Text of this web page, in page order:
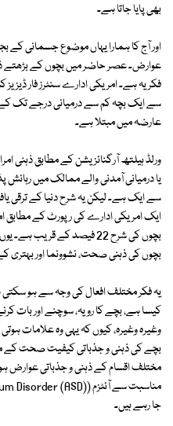
بھی پایا جاتا ہے۔
اور آج کا ہمارا یہاں موضوع جسمانی کے
عوارض۔ عصر حاضر میں بچوں کے بڑھتے
سے ایک بچہ کم سے درمیانی درجے تک
عارضہ میں مبتلا ہے۔
یا درمیانی آمدنی والے ممالک میں
ایک امریکی ادارے کی رپورٹ کے مطابق
بچوں کی شرح 22 فیصد کے
بچوں کی ذہنی صحت، نشوونما اور بہتری
یہ فکر مختلف افعال کی وجہ سے ہو
کیسا ہے، بچے کا رویہ، سوچنے اور بات
وغیرہ وغیرہ، کیوں کہ یہی وہ علامات
بچے کی ذہنی و جذباتی کیفیت صحت کے
مختلف اقسام کے ذہنی و جذباتی عوارض
جا رہے ہیں۔